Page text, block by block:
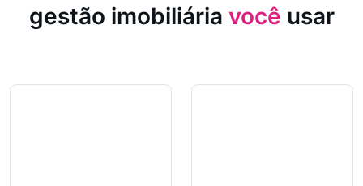
gestão imobiliária você usar